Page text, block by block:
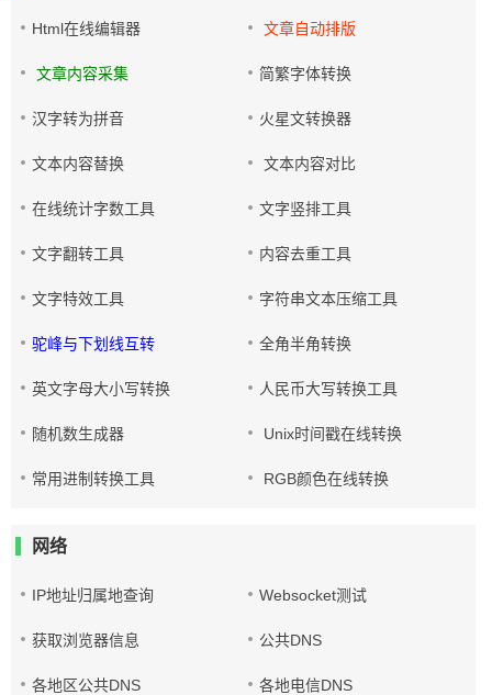
Html在线编辑器 文章自动排版
文章内容采集 简繁字体转换
汉字转为拼音 火星文转换器
文本内容替换 文本内容对比
在线统计字数工具 文字竖排工具
文字翻转工具 内容去重工具
文字特效工具 字符串文本压缩工具
驼峰与下划线互转 全角半角转换
英文字母大小写转换 人民币大写转换工具
随机数生成器 Unix时间戳在线转换
常用进制转换工具 RGB颜色在线转换
网络
IP地址归属地查询 Websocket测试
获取浏览器信息 公共DNS
各地区公共DNS 各地电信DNS